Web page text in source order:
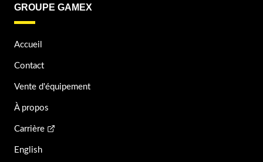
GROUPE GAMEX
Accueil
Contact
Vente d'équipement
À propos
Carrière
English